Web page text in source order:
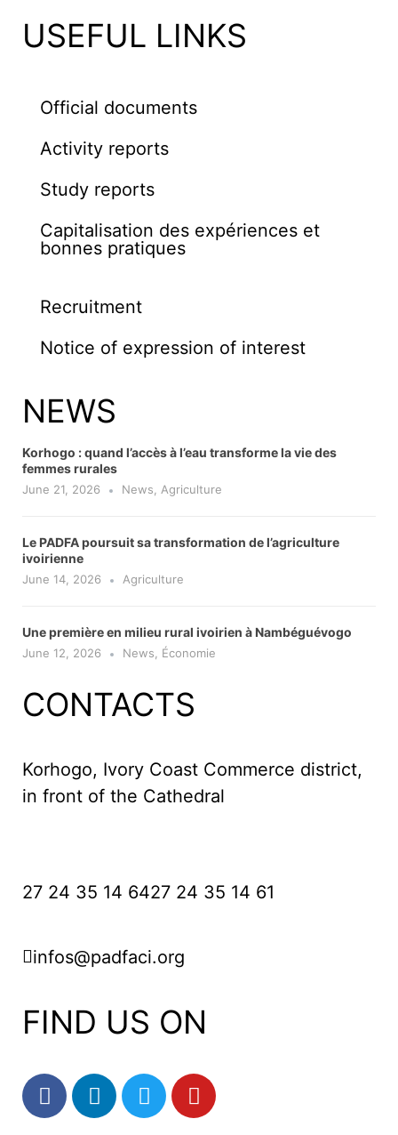
USEFUL LINKS
Official documents
Activity reports
Study reports
Capitalisation des expériences et
bonnes pratiques
Recruitment
Notice of expression of interest
NEWS
Korhogo : quand l’accès à l’eau transforme la vie des
femmes rurales
June 21, 2026 News, Agriculture
Le PADFA poursuit sa transformation de l’agriculture
ivoirienne
June 14, 2026 Agriculture
Une première en milieu rural ivoirien à Nambéguévogo
June 12, 2026 News, Économie
CONTACTS
Korhogo, Ivory Coast Commerce district,
in front of the Cathedral
27 24 35 14 6427 24 35 14 61
infos@padfaci.org
FIND US ON